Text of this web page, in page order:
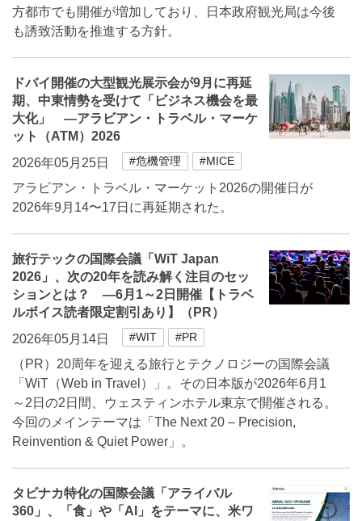
方都市でも開催が増加しており、日本政府観光局は今後
も誘致活動を推進する方針。
ドバイ開催の大型観光展示会が9月に再延
期、中東情勢を受けて「ビジネス機会を最
大化」 ―アラビアン・トラベル・マーケ
ット（ATM）2026
2026年05月25日
#危機管理 #MICE
アラビアン・トラベル・マーケット2026の開催日が
2026年9月14〜17日に再延期された。
旅行テックの国際会議「WiT Japan
2026」、次の20年を読み解く注目のセッ
ションとは？ ―6月1～2日開催【トラベ
ルボイス読者限定割引あり】（PR）
2026年05月14日
#WIT #PR
（PR）20周年を迎える旅行とテクノロジーの国際会議
「WiT（Web in Travel）」。その日本版が2026年6月1
～2日の2日間、ウェスティンホテル東京で開催される。
今回のメインテーマは「The Next 20 – Precision,
Reinvention & Quiet Power」。
タビナカ特化の国際会議「アライバル
360」、「食」や「AI」をテーマに、米ワ